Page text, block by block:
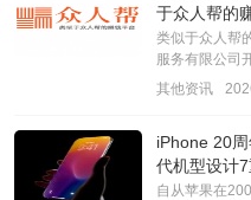
于众人帮的
类似于众人帮
服务有限公司
其他资讯
iPhone 20
代机型设计
自从苹果在